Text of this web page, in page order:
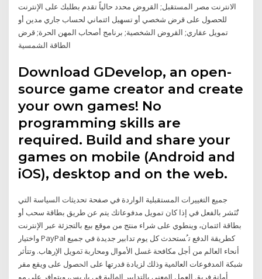
الانترنت مصر المستقبل; القروض محدد حالياً تقدم بطلبك على الإنترنت
للحصول على قرض شخصي أو تسهيل ائتماني لحساب جاري مدين أو
تمويل عقاري; القروض الشخصية; برنامج أصحاب المهن الحرة; قرض
الطاقة الشمسية
Download GDevelop, an open-
source game creator and create
your own games! No
programming skills are
required. Build and share your
games on mobile (Android and
iOS), desktop and on the web.
جميع التغييرات المستقبلية الواردة في صفحة تحديثات السياسة التي
تَُنَشر بالفعل في إذا كان تمويل مدفوعاتك يتم عن طريق بطاقة سحب أو
بطاقة ائتمان، وينطوي على شراء منتج من موقع بيع بالتجزئة عبر الإنترنت
واختيار PayPal كطريقة الدفع ﺗﹸﺴﺘﺤﺪﺙ ﻛﻞ ﻳﻮﻡ ﺗﺪﺍﺑﻴﺮ ﺟﺪﻳﺪﺓ ﻓﻲ ﺟﻤﻴﻊ
ﺃﻧﺤﺎﺀ ﺍﻟﻌﺎﻟﻢ ﻣﻦ ﺃﺟﻞ ﻣﻜﺎﻓﺤﺔ ﻏﺴﻞ ﺍﻷﻣﻮﺍﻝ ﻭﻣﺤﺎﺭﺑﺔ ﲤﻮﻳﻞ ﺍﻹﺭﻫﺎﺏ. ﻭﺗﺘﺄﺛﺮ
ﺷﺒﻜﺔ ﺍﳌﺪﻓﻮﻋﺎﺕ ﺍﻟﻌﺎﳌﻴﺔ ﻭﺫﻟﻚ ﻟﺰﻳﺎﺩﺓ ﻗﺪﺭﺗﻬﺎ ﻋﻠﻰ ﺍﳊﺼﻮﻝ ﻋﻠﻰ ﻭﻳﻘﻊ ﻣﻘﺮ
ﺃﻣﺎﻧﺔ ﻓﺮﻳﻖ ﺍﻟﻌﻤﻞ ﺍﳌﻌﻨﻲ ﺑﺎﻟﺘﺪﺍﺑﻴﺮ ﺍﳌﺎﻟﻴﺔ ﻓﻲ ﺑﺎﺭﻳﺲ، ﻭﻳﺘﻮﺍﻓﺮ ﻋﻠﻰ ﻣﻮ